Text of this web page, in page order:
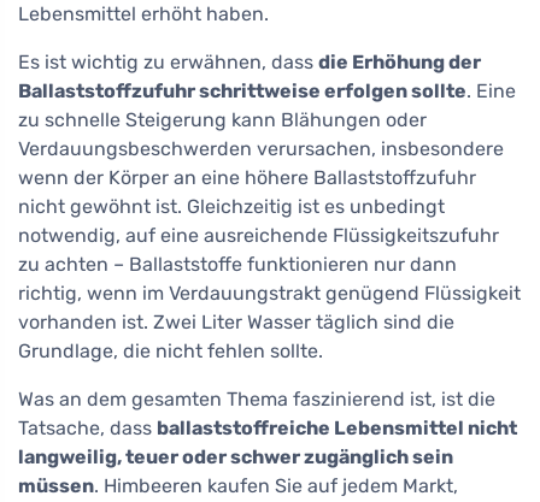
Lebensmittel erhöht haben.
Es ist wichtig zu erwähnen, dass die Erhöhung der
Ballaststoffzufuhr schrittweise erfolgen sollte. Eine
zu schnelle Steigerung kann Blähungen oder
Verdauungsbeschwerden verursachen, insbesondere
wenn der Körper an eine höhere Ballaststoffzufuhr
nicht gewöhnt ist. Gleichzeitig ist es unbedingt
notwendig, auf eine ausreichende Flüssigkeitszufuhr
zu achten – Ballaststoffe funktionieren nur dann
richtig, wenn im Verdauungstrakt genügend Flüssigkeit
vorhanden ist. Zwei Liter Wasser täglich sind die
Grundlage, die nicht fehlen sollte.
Was an dem gesamten Thema faszinierend ist, ist die
Tatsache, dass ballaststoffreiche Lebensmittel nicht
langweilig, teuer oder schwer zugänglich sein
müssen. Himbeeren kaufen Sie auf jedem Markt,